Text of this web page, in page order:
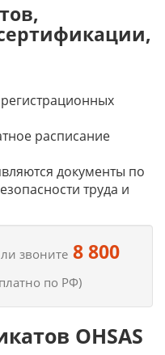
расписание
документы по
труда и
звоните8 800
по РФ)
OHSAS